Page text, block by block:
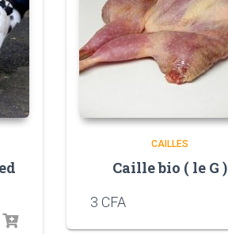
CAILLES
Caille bio ( le G )
3 CFA